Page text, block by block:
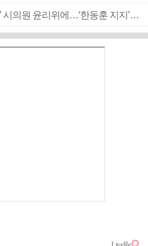
국힘 부산시당, ‘정이한 조력’ 시의원 윤리위에…‘한동훈 지지’도 신고접수